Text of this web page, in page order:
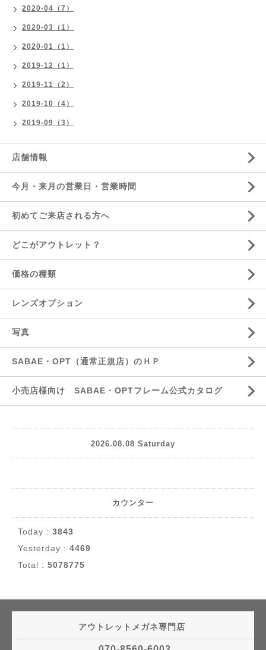
2020-04（7）
2020-03（1）
2020-01（1）
2019-12（1）
2019-11（2）
2019-10（4）
2019-09（3）
店舗情報
今月・来月の営業日・営業時間
初めてご来店される方へ
どこがアウトレット？
価格の種類
レンズオプション
写真
SABAE・OPT（通常正規店）のＨＰ
小売店様向け SABAE・OPTフレーム公式カタログ
2026.08.08 Saturday
カウンター
Today : 3843
Yesterday : 4469
Total : 5078775
アウトレットメガネ専門店